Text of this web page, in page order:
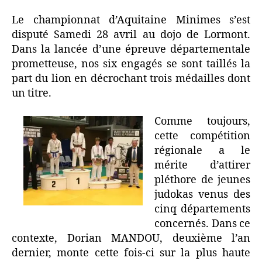
Le championnat d’Aquitaine Minimes s’est
disputé Samedi 28 avril au dojo de Lormont.
Dans la lancée d’une épreuve départementale
prometteuse, nos six engagés se sont taillés la
part du lion en décrochant trois médailles dont
un titre.
Comme toujours,
cette compétition
régionale a le
mérite d’attirer
pléthore de jeunes
judokas venus des
cinq départements
concernés. Dans ce
contexte, Dorian MANDOU, deuxième l’an
dernier, monte cette fois-ci sur la plus haute